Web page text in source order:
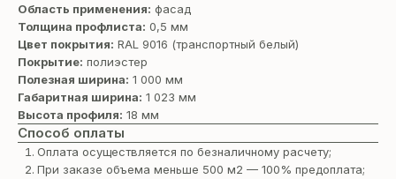
Область применения: фасад
Толщина профлиста: 0,5 мм
Цвет покрытия: RAL 9016 (транспортный белый)
Покрытие: полиэстер
Полезная ширина: 1 000 мм
Габаритная ширина: 1 023 мм
Высота профиля: 18 мм
Способ оплаты
Оплата осуществляется по безналичному расчету;
При заказе объема меньше 500 м2 — 100% предоплата;